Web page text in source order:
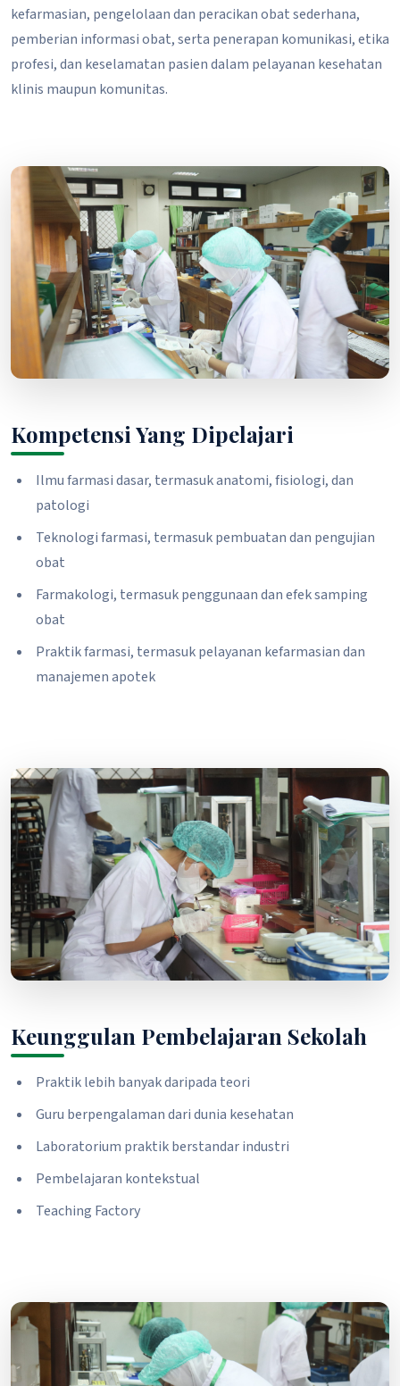
kefarmasian, pengelolaan dan peracikan obat sederhana,
pemberian informasi obat, serta penerapan komunikasi, etika
profesi, dan keselamatan pasien dalam pelayanan kesehatan
klinis maupun komunitas.
Kompetensi Yang Dipelajari
Ilmu farmasi dasar, termasuk anatomi, fisiologi, dan
patologi
Teknologi farmasi, termasuk pembuatan dan pengujian
obat
Farmakologi, termasuk penggunaan dan efek samping
obat
Praktik farmasi, termasuk pelayanan kefarmasian dan
manajemen apotek
Keunggulan Pembelajaran Sekolah
Praktik lebih banyak daripada teori
Guru berpengalaman dari dunia kesehatan
Laboratorium praktik berstandar industri
Pembelajaran kontekstual
Teaching Factory